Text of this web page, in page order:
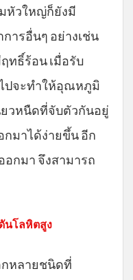
หัวใหญ่ก็ยังมี
ารอื่นๆ อย่างเช่น
ทธิ์ร้อน เมื่อรับ
ปจะทำให้อุณหภูมิ
ยวหนืดที่จับตัวกันอยู่
มาได้ง่ายขึ้น อีก
อกมา จึงสามารถ
นโลหิตสูง
หลายชนิดที่